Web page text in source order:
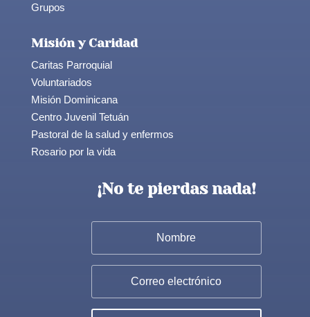
Grupos
Misión y Caridad
Caritas Parroquial
Voluntariados
Misión Dominicana
Centro Juvenil Tetuán
Pastoral de la salud y enfermos
Rosario por la vida
¡No te pierdas nada!